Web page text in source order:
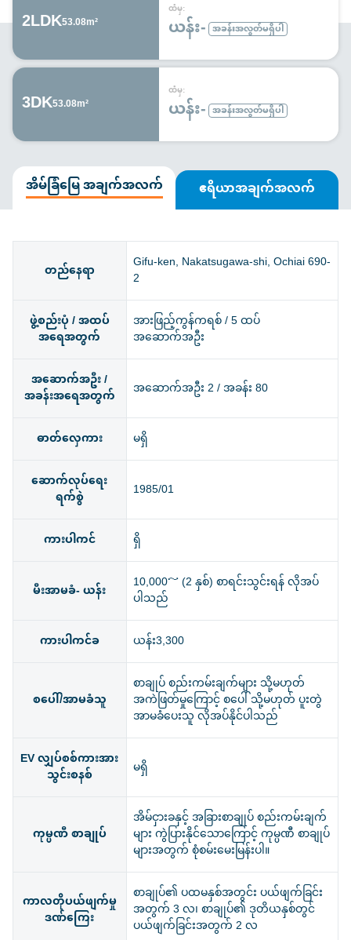
2LDK53.08m²
ထံမှ:
ယန်း- အခန်းအလွတ်မရှိပါ
3DK53.08m²
ထံမှ:
ယန်း- အခန်းအလွတ်မရှိပါ
အိမ်ခြံမြေ အချက်အလက် ဧရိယာအချက်အလက်
တည်နေရာ Gifu-ken, Nakatsugawa-shi, Ochiai 690-
2
ဖွဲ့စည်းပုံ / အထပ်
အရေအတွက်
အားဖြည့်ကွန်ကရစ် / 5 ထပ်
အဆောက်အဦး
အဆောက်အဦး /
အခန်းအရေအတွက် အဆောက်အဦး 2 / အခန်း 80
ဓာတ်လှေကား
မရှိ
ဆောက်လုပ်ရေး
ရက်စွဲ 1985/01
ကားပါကင် ရှိ
မီးအာမခံ- ယန်း 10,000～ (2 နှစ်) စာရင်းသွင်းရန် လိုအပ်
ပါသည်
ကားပါကင်ခ
ယန်း3,300
စပေါ်/အာမခံသူ
စာချုပ် စည်းကမ်းချက်များ သို့မဟုတ်
အကဲဖြတ်မှုကြောင့် စပေါ် သို့မဟုတ် ပူးတွဲ
အာမခံပေးသူ လိုအပ်နိုင်ပါသည်
EV လျှပ်စစ်ကားအား
သွင်းစနစ် မရှိ
ကုမ္ပဏီ စာချုပ်
အိမ်ငှားခနှင့် အခြားစာချုပ် စည်းကမ်းချက်
များ ကွဲပြားနိုင်သောကြောင့် ကုမ္ပဏီ စာချုပ်
များအတွက် စုံစမ်းမေးမြန်းပါ။
ကာလတိုပယ်ဖျက်မှု
ဒဏ်ကြေး
စာချုပ်၏ ပထမနှစ်အတွင်း ပယ်ဖျက်ခြင်း
အတွက် 3 လ၊ စာချုပ်၏ ဒုတိယနှစ်တွင်
ပယ်ဖျက်ခြင်းအတွက် 2 လ